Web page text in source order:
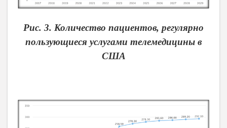
Рис. 3. Количество пациентов, регулярно
пользующиеся услугами телемедицины в
США